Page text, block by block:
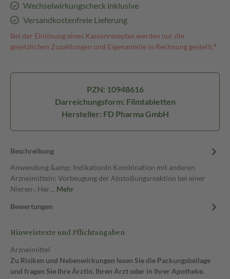
Wechselwirkungscheck inklusive
Versandkostenfreie Lieferung
Bei der Einlösung eines Kassenrezeptes werden nur die
gesetzlichen Zuzahlungen und Eigenanteile in Rechnung gestellt.⁴
PZN: 10948616
Darreichungsform: Filmtabletten
Hersteller: FD Pharma GmbH
Beschreibung
Anwendung &amp; IndikationIn Kombination mit anderen
Arzneimitteln: Vorbeugung der Abstoßungsreaktion bei einer
Nieren-, Her… Mehr
Bewertungen
Hinweistexte und Pflichtangaben
Arzneimittel
Zu Risiken und Nebenwirkungen lesen Sie die Packungsbeilage
und fragen Sie Ihre Ärztin, Ihren Arzt oder in Ihrer Apotheke.